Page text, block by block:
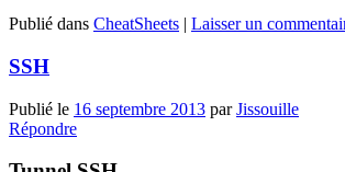
Publié dans CheatSheets | Laisser un
SSH
Publié le 16 septembre 2013 parJissouille
Répondre